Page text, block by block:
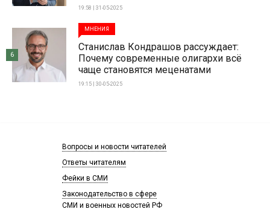
19:58 | 31-05-2025
МНЕНИЯ
Станислав Кондрашов рассуждает:
Почему современные олигархи всё
чаще становятся меценатами
19:15 | 30-05-2025
6
Вопросы и новости читателей
Ответы читателям
Фейки в СМИ
Законодательство в сфере
СМИ и военных новостей РФ